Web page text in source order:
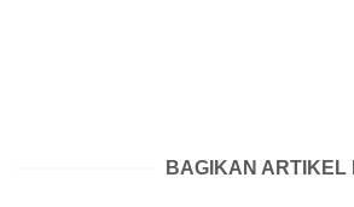
BAGIKAN ARTIKEL